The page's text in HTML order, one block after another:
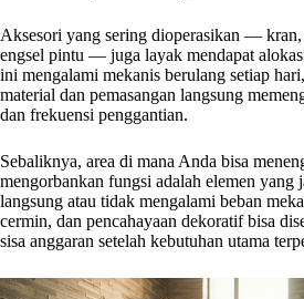
Aksesori yang sering dioperasikan — kran,
engsel pintu — juga layak mendapat
ini mengalami mekanis berulang setiap
material dan pemasangan langsung
dan frekuensi penggantian.
Sebaliknya, area di mana Anda bisa
mengorbankan fungsi adalah elemen yang
langsung atau tidak mengalami beban
cermin, dan pencahayaan dekoratif bisa
sisa anggaran setelah kebutuhan utama